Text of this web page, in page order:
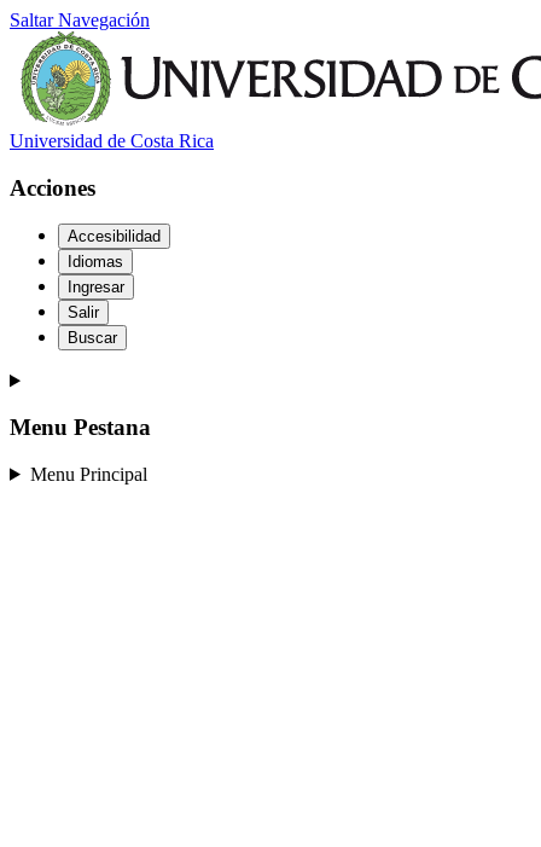
Saltar Navegación
Universidad de Costa Rica
Acciones
Accesibilidad
Idiomas
Ingresar
Salir
Buscar
Menu Pestana
Menu Principal